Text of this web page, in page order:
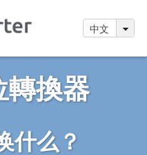
中文
轉換器
什么？